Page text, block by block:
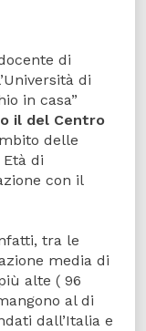
di
di
in casa”
il del Centro
delle
di
con il
tra le
media di
alte ( 96
al di
dall’Italia e